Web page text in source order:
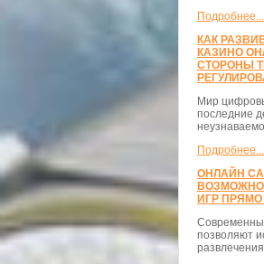
Подробнее...
КАК
КАЗИНО
СТОРОНЫ
Мир
последние
Подробнее...
ОНЛАЙН
ИГР
позволяют